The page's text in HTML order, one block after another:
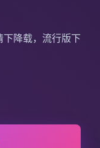
下降载，流行版下